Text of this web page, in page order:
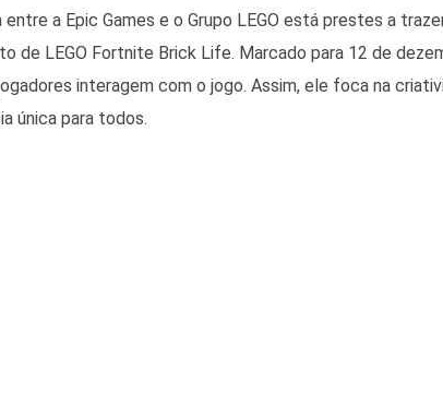
entre a Epic Games e o Grupo LEGO está prestes a
de LEGO Fortnite Brick Life. Marcado para 12 de
interagem com o jogo. Assim, ele foca na
única para todos.